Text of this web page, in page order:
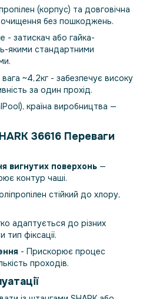
(корпус) та довговічна
без пошкоджень.
- затискач або гайка-
якими стандартними
~4,2кг - забезпечує високу
за один прохід.
країна виробництва —
36616 Переваги
вигнутих поверхонь —
контур чаші.
стійкий до хлору,
адаптується до різних
фіксації.
- Прискорює процес
проходів.